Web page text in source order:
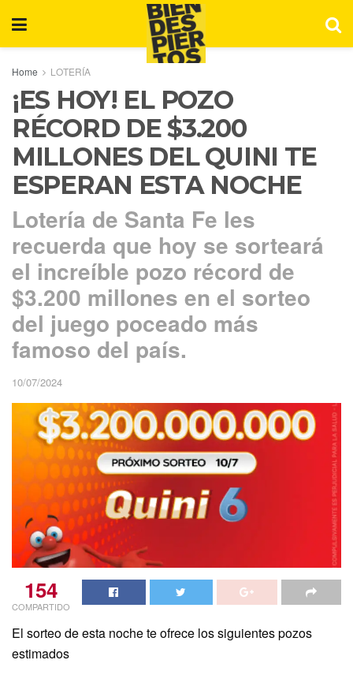
Home LOTERÍA
¡ES HOY! EL POZO
RÉCORD DE $3.200
MILLONES DEL QUINI TE
ESPERAN ESTA NOCHE
Lotería de Santa Fe les
recuerda que hoy se sorteará
el increíble pozo récord de
$3.200 millones en el sorteo
del juego poceado más
famoso del país.
10/07/2024
154
COMPARTIDO
El sorteo de esta noche te ofrece los siguientes pozos
estimados